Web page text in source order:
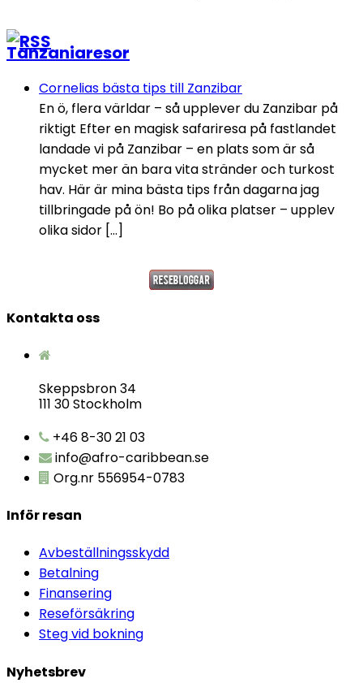
Tanzaniaresor
Cornelias bästa tips till Zanzibar
En ö, flera världar – så upplever du Zanzibar på
riktigt Efter en magisk safariresa på fastlandet
landade vi på Zanzibar – en plats som är så
mycket mer än bara vita stränder och turkost
hav. Här är mina bästa tips från dagarna jag
tillbringade på ön! Bo på olika platser – upplev
olika sidor […]
Kontakta oss
Skeppsbron 34
111 30 Stockholm
+46 8-30 21 03
info@afro-caribbean.se
Org.nr 556954-0783
Inför resan
Avbeställningsskydd
Betalning
Finansering
Reseförsäkring
Steg vid bokning
Nyhetsbrev